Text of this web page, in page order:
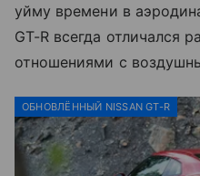
уйму времени в
GT-R всегда отличался
отношениями с
ОБНОВЛЁННЫЙ NISSAN GT-R